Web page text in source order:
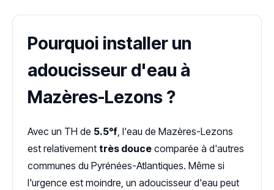
Pourquoi installer un
adoucisseur d'eau à
Mazères-Lezons ?
Avec un TH de 5.5°f, l'eau de Mazères-Lezons
est relativement très douce comparée à d'autres
communes du Pyrénées-Atlantiques. Même si
l'urgence est moindre, un adoucisseur d'eau peut